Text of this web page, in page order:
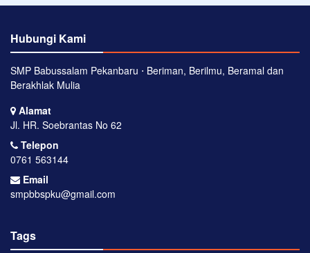
Hubungi Kami
SMP Babussalam Pekanbaru ⋅ Beriman, Berilmu, Beramal dan
Berakhlak Mulia
Alamat
Jl. HR. Soebrantas No 62
Telepon
0761 563144
Email
smpbbspku@gmail.com
Tags